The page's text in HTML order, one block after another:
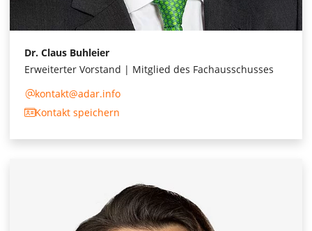
Dr. Claus Buhleier
Erweiterter Vorstand | Mitglied des Fachausschusses
kontakt@adar.info
Kontakt speichern